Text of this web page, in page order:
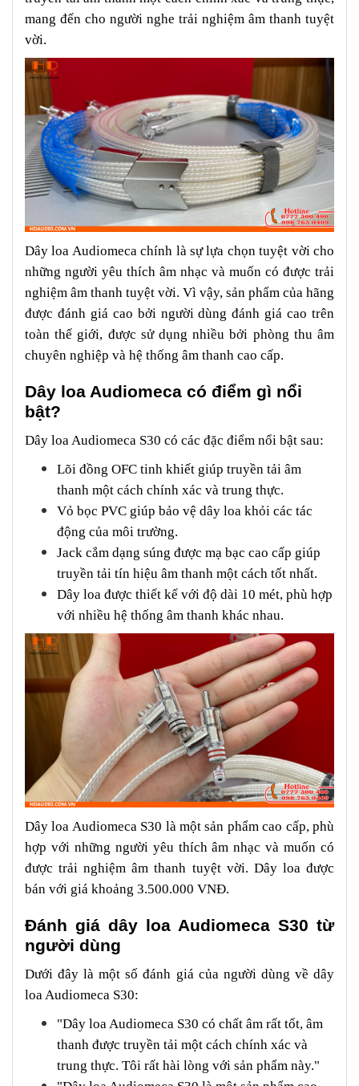
mang đến cho người nghe trải nghiệm âm thanh tuyệt
vời.
Dây loa Audiomeca chính là sự lựa chọn tuyệt vời cho
những người yêu thích âm nhạc và muốn có được trải
nghiệm âm thanh tuyệt vời. Vì vậy, sản phẩm của hãng
được đánh giá cao bởi người dùng đánh giá cao trên
toàn thế giới, được sử dụng nhiều bởi phòng thu âm
chuyên nghiệp và hệ thống âm thanh cao cấp.
Dây loa Audiomeca có điểm gì nổi
bật?
Dây loa Audiomeca S30 có các đặc điểm nổi bật sau:
Lõi đồng OFC tinh khiết giúp truyền tải âm
thanh một cách chính xác và trung thực.
Vỏ bọc PVC giúp bảo vệ dây loa khỏi các tác
động của môi trường.
Jack cắm dạng súng được mạ bạc cao cấp giúp
truyền tải tín hiệu âm thanh một cách tốt nhất.
Dây loa được thiết kế với độ dài 10 mét, phù hợp
với nhiều hệ thống âm thanh khác nhau.
Dây loa Audiomeca S30 là một sản phẩm cao cấp, phù
hợp với những người yêu thích âm nhạc và muốn có
được trải nghiệm âm thanh tuyệt vời. Dây loa được
bán với giá khoảng 3.500.000 VNĐ.
Đánh giá dây loa Audiomeca S30 từ
người dùng
Dưới đây là một số đánh giá của người dùng về dây
loa Audiomeca S30:
"Dây loa Audiomeca S30 có chất âm rất tốt, âm
thanh được truyền tải một cách chính xác và
trung thực. Tôi rất hài lòng với sản phẩm này."